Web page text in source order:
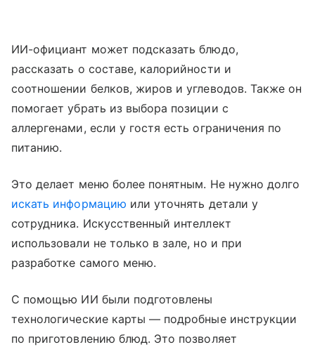
ИИ-официант может подсказать блюдо,
рассказать о составе, калорийности и
соотношении белков, жиров и углеводов. Также он
помогает убрать из выбора позиции с
аллергенами, если у гостя есть ограничения по
питанию.
Это делает меню более понятным. Не нужно долго
искать информацию или уточнять детали у
сотрудника. Искусственный интеллект
использовали не только в зале, но и при
разработке самого меню.
С помощью ИИ были подготовлены
технологические карты — подробные инструкции
по приготовлению блюд. Это позволяет